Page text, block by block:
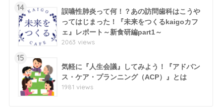
14
誤嚥性肺炎って何！？あの訪問歯科はこうや
ってはじまった！『未来をつくるkaigoカフ
ェ』レポート～新食研編part1～
2063 views
15
気軽に『人生会議』してみよう！『アドバン
ス・ケア・プランニング（ACP）』とは
1981 views